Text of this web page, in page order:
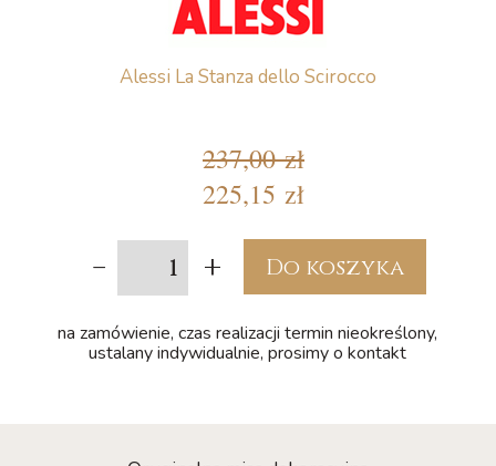
Alessi La Stanza dello Scirocco
237,00 zł
225,15 zł
- + Do koszyka
na zamówienie, czas realizacji termin nieokreślony,
ustalany indywidualnie, prosimy o kontakt